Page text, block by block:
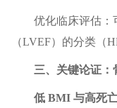
优化临床评估：
（LVEF）的分类（
三、关键论证：
低 BMI 与高死